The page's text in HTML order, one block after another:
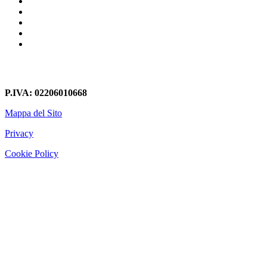
P.IVA: 02206010668
Mappa del Sito
Privacy
Cookie Policy